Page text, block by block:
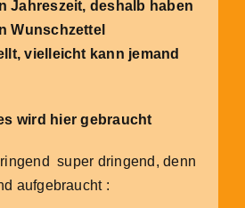
Jahreszeit, deshalb haben
Wunschzettel
vielleicht kann jemand
wird hier gebraucht
super dringend, denn
aufgebraucht :